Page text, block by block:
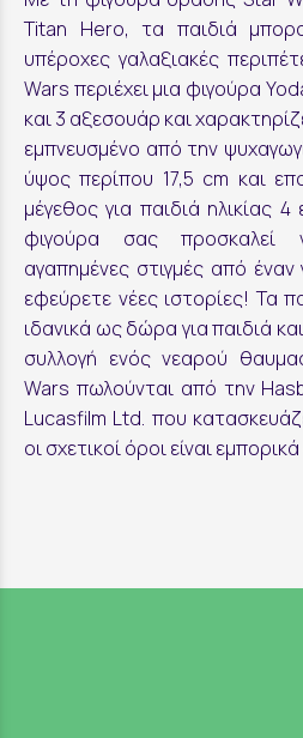
Titan Hero, τα παιδιά
υπέροχες γαλαξιακές
Wars περιέχει μια φιγούρα
και 3 αξεσουάρ και
εμπνευσμένο από την
ύψος περίπου 17,5 cm και
μέγεθος για παιδιά ηλικίας
φιγούρα σας προσκαλεί
αγαπημένες στιγμές από έναν
εφεύρετε νέες ιστορίες! Τα
ιδανικά ως δώρα για παιδιά
συλλογή ενός νεαρού
Wars πωλούνται από την
Lucasfilm Ltd. που
οι σχετικοί όροι είναι